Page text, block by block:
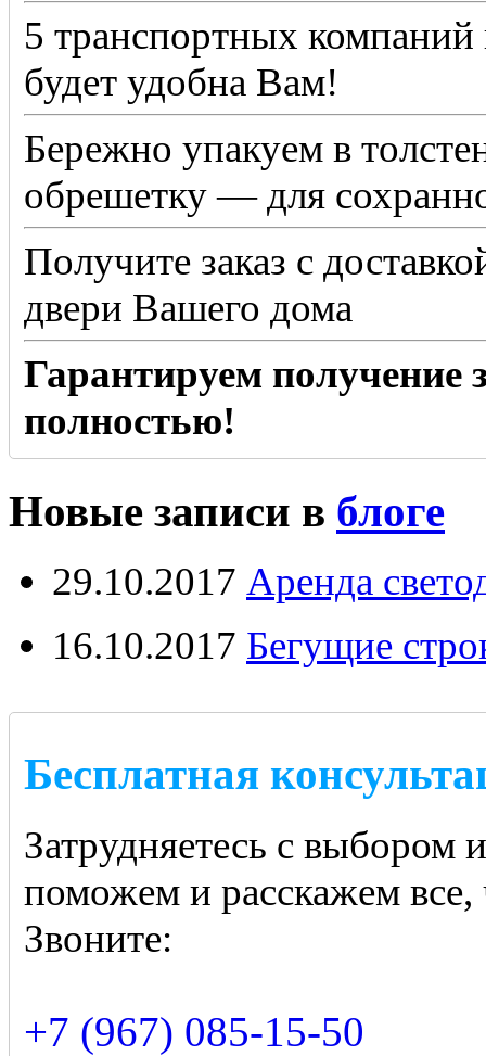
5 транспортных
будет удобна Вам!
Бережно упакуем в
обрешетку — для
Получите заказ с
двери Вашего дома
Гарантируем получение
полностью!
Новые записи в блоге
29.10.2017 Аренда
16.10.2017 Бегущие
Бесплатная
Затрудняетесь с
поможем и расскажем все,
Звоните:
+7 (967) 085-15-50